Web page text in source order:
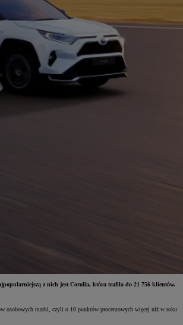
z nich jest Corolla, która trafiła do 21 756 klientów.
osobowych marki, czyli o 10 punktów procentowych więcej niż w roku